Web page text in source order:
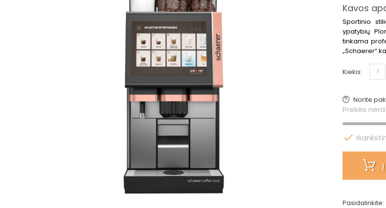
Kavos
Sportinio
ypatybių.
tinkama
„Schaerer“
Kiekis:
Norite
Prekės nėra!

Į
Pasidalinkite: